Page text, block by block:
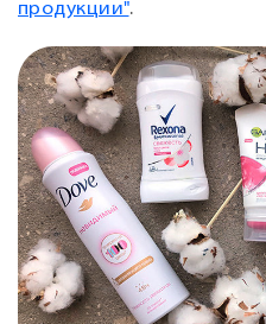
продукции".